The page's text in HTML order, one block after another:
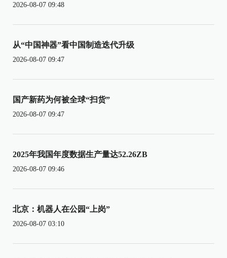
2026-08-07 09:48
从“中国神器”看中国制造迭代升级
2026-08-07 09:47
国产新药为何被全球“扫货”
2026-08-07 09:47
2025年我国年度数据生产量达52.26ZB
2026-08-07 09:46
北京：机器人在公园“上岗”
2026-08-07 03:10